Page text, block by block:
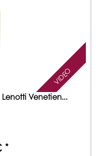
VIDEO
Venetien...
*